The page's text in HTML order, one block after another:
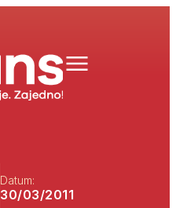
Datum:
30/03/2011